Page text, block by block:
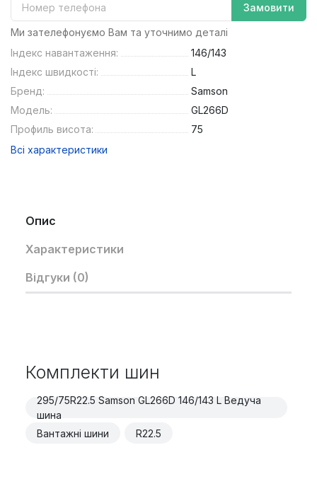
Замовити
Ми зателефонуємо Вам та уточнимо деталі
Індекс навантаження:
146/143
Індекс швидкості:
L
Бренд:
Samson
Модель:
GL266D
Профиль висота:
75
Всі характеристики
Опис
Характеристики
Відгуки (0)
Комплекти шин
295/75R22.5 Samson GL266D 146/143 L Ведуча
шина
Вантажні шини
R22.5